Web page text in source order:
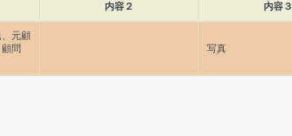
内容２ 内容３
元顧
問
写真